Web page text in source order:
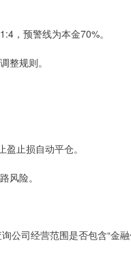
，预警线为本金70%。
整规则。
止损自动平仓。
风险。
司经营范围是否包含“金融